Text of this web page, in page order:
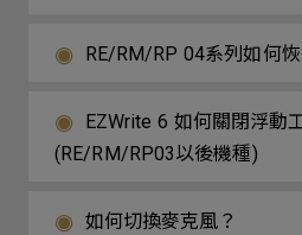
RE/RM/RP 04系列如何
EZWrite 6 如何關閉浮動
(RE/RM/RP03以後機種)
如何切換麥克風？